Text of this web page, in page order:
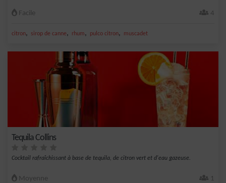
Facile 4
citron, sirop de canne, rhum, pulco citron, muscadet
Tequila Collins
Cocktail rafraîchissant à base de tequila, de citron vert et d'eau gazeuse.
Moyenne 1